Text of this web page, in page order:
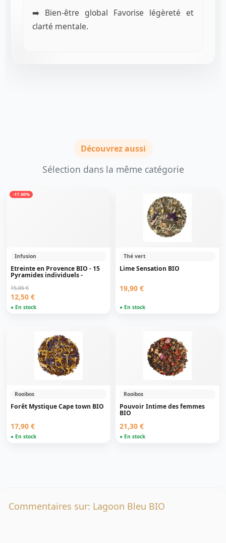
➡️ Bien-être global Favorise légèreté et
clarté mentale.
Découvrez aussi
Sélection dans la même catégorie
-17.00%
Infusion
Etreinte en Provence BIO - 15
Pyramides individuels -
15,06 €
12,50 €
● En stock
Thé vert
Lime Sensation BIO
19,90 €
● En stock
Rooibos
Forêt Mystique Cape town BIO
17,90 €
● En stock
Rooibos
Pouvoir Intime des femmes
BIO
21,30 €
● En stock
Commentaires sur: Lagoon Bleu BIO